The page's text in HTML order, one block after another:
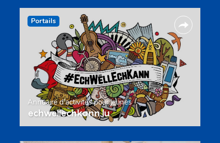
Portails
Annuaire d’activités pour jeunes
echwellechkann.lu